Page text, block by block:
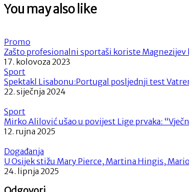
You may also like
Promo
Zašto profesionalni sportaši koriste
17. kolovoza 2023
Sport
Spektakl Lisabonu:Portugal posljednji test
22. siječnja 2024
Sport
Mirko Alilović ušao u povijest Lige prvaka:
12. rujna 2025
Događanja
U Osijek stižu Mary Pierce, Martina Hingis,
24. lipnja 2025